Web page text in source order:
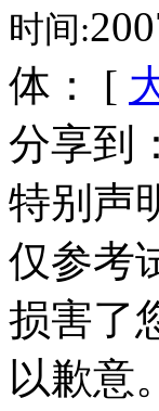
时间:
体： [
分享到：
特别声
仅参考
损害了
以歉意。